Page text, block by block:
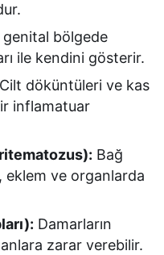
genital bölgede
ile kendini gösterir.
Cilt döküntüleri ve kas
inflamatuar
Bağ
eklem ve organlarda
Damarların
zarar verebilir.